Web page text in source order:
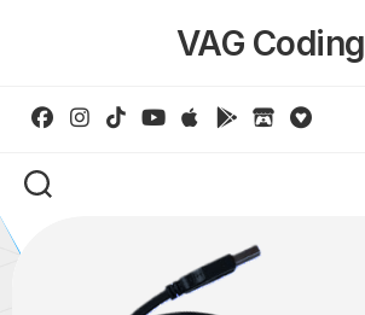
VAG Coding